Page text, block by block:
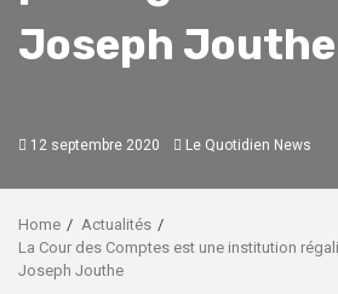
Joseph Jouthe
12 septembre 2020 Le Quotidien News
Home
Actualités
La Cour des Comptes est une institution
Joseph Jouthe